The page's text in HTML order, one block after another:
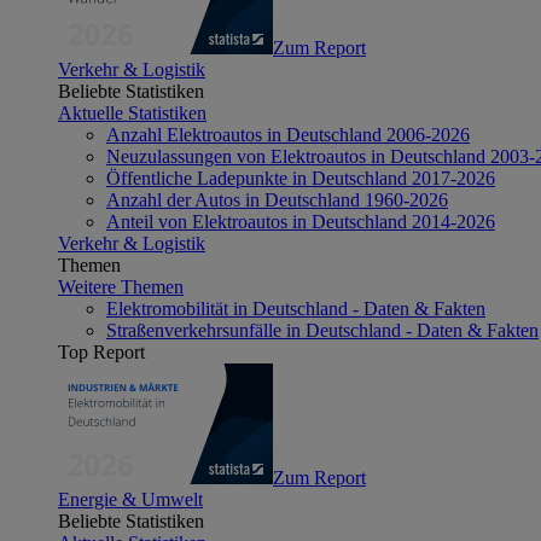
Zum Report
Verkehr & Logistik
Beliebte Statistiken
Aktuelle Statistiken
Anzahl Elektroautos in Deutschland 2006-2026
Neuzulassungen von Elektroautos in Deutschland 2003-
Öffentliche Ladepunkte in Deutschland 2017-2026
Anzahl der Autos in Deutschland 1960-2026
Anteil von Elektroautos in Deutschland 2014-2026
Verkehr & Logistik
Themen
Weitere Themen
Elektromobilität in Deutschland - Daten & Fakten
Straßenverkehrsunfälle in Deutschland - Daten & Fakten
Top Report
Zum Report
Energie & Umwelt
Beliebte Statistiken